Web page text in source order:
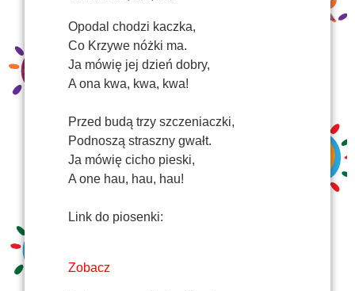
Opodal chodzi kaczka,
Co Krzywe nóżki ma.
Ja mówię jej dzień dobry,
A ona kwa, kwa, kwa!
Przed budą trzy szczeniaczki,
Podnoszą straszny gwałt.
Ja mówię cicho pieski,
A one hau, hau, hau!
Link do piosenki:
Zobacz